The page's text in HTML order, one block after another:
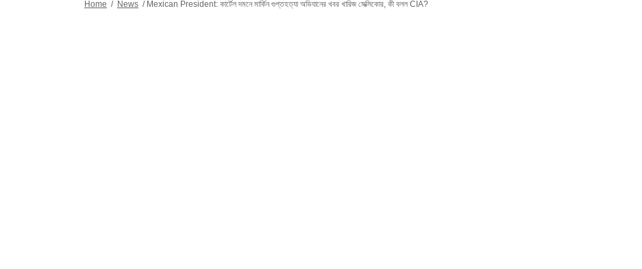
Home / News / Mexican President: কার্টেল দমনে মার্কিন গুপ্তহত্যা অভিযানের খবর খারিজ মেক্সিকোর, কী বলল CIA?